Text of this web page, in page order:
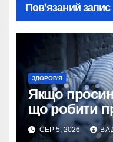
Пов’язаний запис
ЗДОРОВ'Я
Якщо
що робити
СЕР 5, 2026